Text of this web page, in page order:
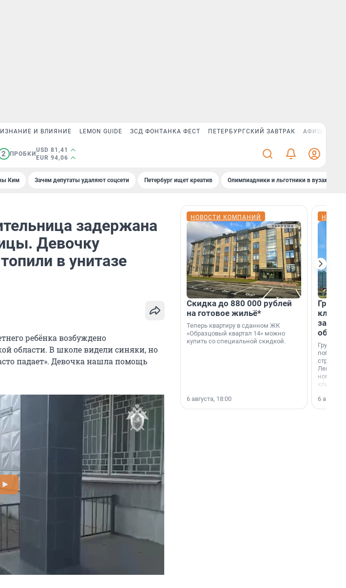
И ВЛИЯНИЕ LEMON GUIDE ЗСД ФОНТАНКА ФЕСТ ПЕТЕРБУРГСКИЙ ЗАВТРАК АФИША PLUS
2 ПРОБКИ
USD 81,41
EUR 94,06
Ким Зачем депутаты удаляют соцсети Петербург ищет креатив Олимпиадники и льготники в вузах СПб
задержана
Девочку
в унитазе
ребёнка возбуждено
области. В школе видели синяки, но
падает». Девочка нашла помощь
НОВОСТИ КОМПАНИЙ
Скидка до 880 000 рублей
на готовое жильё*
Теперь квартиру в сданном ЖК
«Образцовый квартал 14» можно
купить со специальной скидкой.
6 августа, 18:00
Группа
области».
6